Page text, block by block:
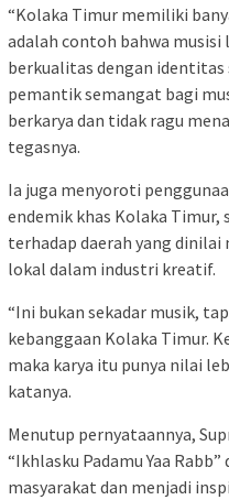
“Kolaka Timur memiliki
adalah contoh bahwa
berkualitas dengan identitas
pemantik semangat bagi
berkarya dan tidak ragu
tegasnya.
Ia juga menyoroti
endemik khas Kolaka Timur,
terhadap daerah yang
lokal dalam industri kreatif.
“Ini bukan sekadar musik,
kebanggaan Kolaka Timur.
maka karya itu punya nilai
katanya.
Menutup pernyataannya,
“Ikhlasku Padamu Yaa
masyarakat dan menjadi